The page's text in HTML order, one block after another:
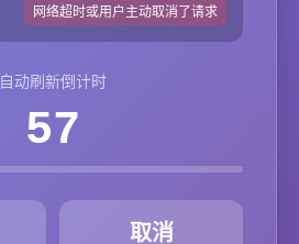
网络超时或用户主动取消了请求
自动刷新倒计时
57
取消